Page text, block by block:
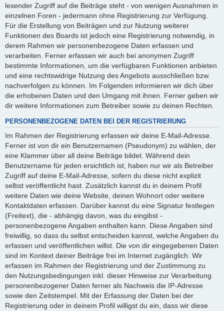
lesender Zugriff auf die Beiträge steht - von wenigen Ausnahmen in
einzelnen Foren - jedermann ohne Registrierung zur Verfügung.
Für die Erstellung von Beiträgen und zur Nutzung weiterer
Funktionen des Boards ist jedoch eine Registrierung notwendig, in
derem Rahmen wir personenbezogene Daten erfassen und
verarbeiten. Ferner erfassen wir auch bei anonymen Zugriff
bestimmte Informationen, um die verfügbaren Funktionen anbieten
und eine rechtswidrige Nutzung des Angebots ausschließen bzw.
nachverfolgen zu können. Im Folgenden informieren wir dich über
die erhobenen Daten und den Umgang mit ihnen. Ferner geben wir
dir weitere Informationen zum Betreiber sowie zu deinen Rechten.
PERSONENBEZOGENE DATEN BEI DER REGISTRIERUNG
Im Rahmen der Registrierung erfassen wir deine E-Mail-Adresse.
Ferner ist von dir ein Benutzernamen (Pseudonym) zu wählen, der
eine Klammer über all deine Beiträge bildet. Während dein
Benutzername für jeden ersichtlich ist, haben nur wir als Betreiber
Zugriff auf deine E-Mail-Adresse, sofern du diese nicht explizit
selbst veröffentlicht hast. Zusätzlich kannst du in deinem Profil
weitere Daten wie deine Website, deinen Wohnort oder weitere
Kontaktdaten erfassen. Darüber kannst du eine Signatur festlegen
(Freitext), die - abhängig davon, was du eingibst -
personenbezogene Angaben enthalten kann. Diese Angaben sind
freiwillig, so dass du selbst entscheiden kannst, welche Angaben du
erfassen und veröffentlichen willst. Die von dir eingegebenen Daten
sind im Kontext deiner Beiträge frei im Internet zugänglich. Wir
erfassen im Rahmen der Registrierung und der Zustimmung zu
den Nutzungsbedingungen inkl. dieser Hinweise zur Verarbeitung
personenbezogener Daten ferner als Nachweis die IP-Adresse
sowie den Zeitstempel. Mit der Erfassung der Daten bei der
Registrierung oder in deinem Profil willigst du ein, dass wir diese